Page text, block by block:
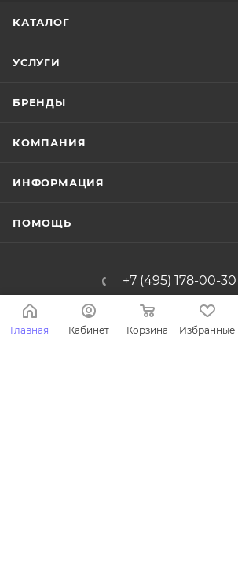
КАТАЛОГ
УСЛУГИ
БРЕНДЫ
КОМПАНИЯ
ИНФОРМАЦИЯ
ПОМОЩЬ
+7 (495) 178-00-30
Info@miasinopt.ru
Главная Кабинет Корзина Избранные